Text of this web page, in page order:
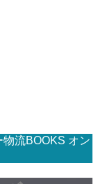
流BOOKS オン